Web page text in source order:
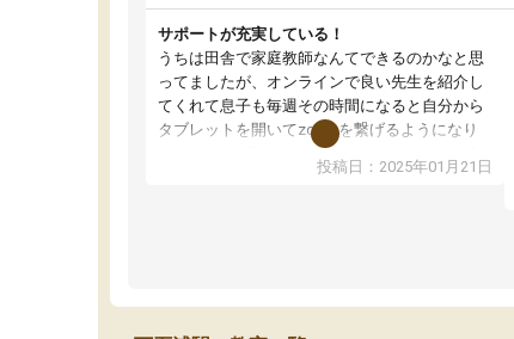
サポートが充実している！
うちは田舎で家庭教師なんてできるのかなと思
ってましたが、オンラインで良い先生を紹介し
てくれて息子も毎週その時間になると自分から
タブレットを開いてzoomを繋げるようになり
ました！5科目なんでもOKなのもとても気に入
投稿日：2025年01月21日